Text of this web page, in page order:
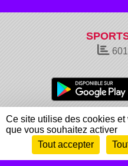
Charte cookies
Informations légales
Envie de participer ?
Ce site utilise des cookies
que vous souhaitez activer
Tout accepter